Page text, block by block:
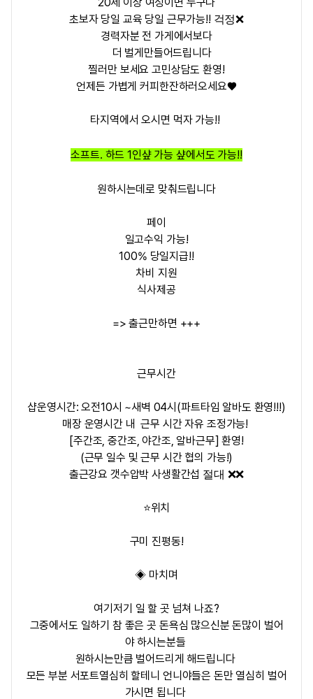
초보자 당일 교육 당일 근무가능!! 걱정❌️
경력자분 전 가게에서보다
더 벌게만들어드립니다
찔러만 보세요 고민상담도 환영!
언제든 가볍게 커피한잔하러오세요♥
타지역에서 오시면 먹자 가능!!
소프트. 하드 1인샾 가능 샾에서도 가능!!
원하시는데로 맞춰드립니다
페이
일고수익 가능!
100% 당일지급!!
차비 지원
식사제공
=> 출근만하면 +++
근무시간
샵운영시간: 오전10시 ~새벽 04시(파트타임 알바도 환영!!!)
매장 운영시간 내 근무 시간 자유 조정가능!
[주간조, 중간조, 야간조, 알바근무] 환영!
(근무 일수 및 근무 시간 협의 가능!)
출근강요 갯수압박 사생활간섭 절대 ❌️❌️
⭐️위치
구미 진평동!
◈ 마치며
여기저기 일 할 곳 넘쳐 나죠?
그중에서도 일하기 참 좋은 곳 돈욕심 많으신분 돈많이 벌어
야 하시는분들
원하시는만큼 벌어드리게 해드립니다
모든 부분 서포트열심히 할테니 언니야들은 돈만 열심히 벌어
가시면 됩니다